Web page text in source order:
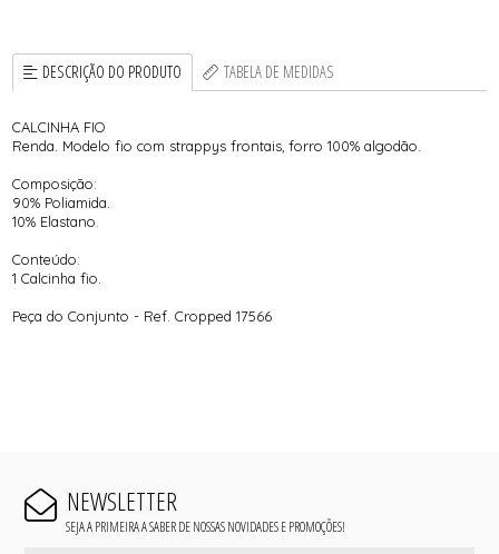
DESCRIÇÃO DO PRODUTO TABELA DE MEDIDAS
CALCINHA FIO
Renda. Modelo fio com strappys frontais, forro 100% algodão.
Composição:
90% Poliamida.
10% Elastano.
Conteúdo:
1 Calcinha fio.
Peça do Conjunto - Ref. Cropped 17566
NEWSLETTER
SEJA A PRIMEIRA A SABER DE NOSSAS NOVIDADES E PROMOÇÕES!